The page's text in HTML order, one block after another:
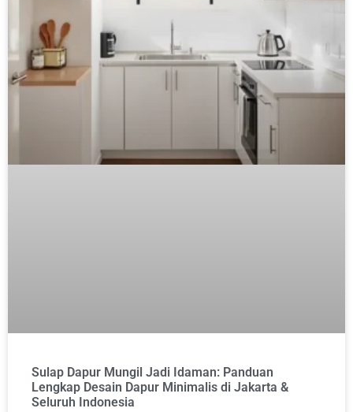
Sulap Dapur Mungil Jadi Idaman: Panduan
Lengkap Desain Dapur Minimalis di Jakarta &
Seluruh Indonesia